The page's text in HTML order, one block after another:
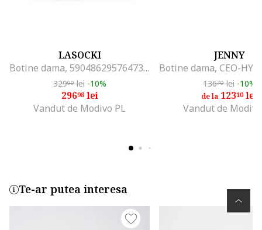
LASOCKI
Botine dama, 590486295764737, Piele naturala, Negru
32999lei -10%
29698lei
Vandut de Modivo PL
JENNY
13679lei -10%
de la 12310lei
Vandut de
Te-ar putea interesa